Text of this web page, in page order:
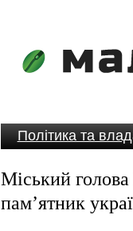
Політика та
Міський
пам’ятник